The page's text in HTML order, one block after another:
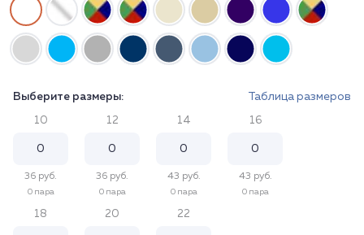
Выберите размеры: Таблица размеров
10
36 руб.
0 пара
12
36 руб.
0 пара
14
43 руб.
0 пара
16
43 руб.
0 пара
18 20 22